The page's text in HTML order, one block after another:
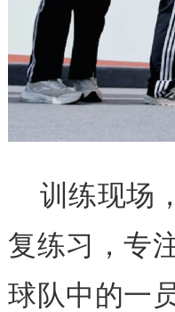
训练现场
复练习，专
球队中的一